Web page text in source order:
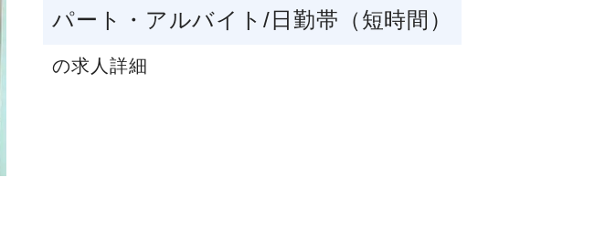
パート・アルバイト/日勤帯（短時間）
の求人詳細